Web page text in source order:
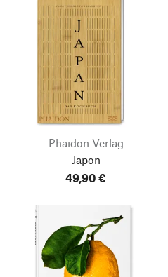
Phaidon Verlag
Japon
49,90 €